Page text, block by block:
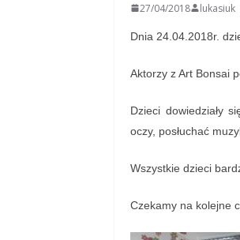
27/04/2018 lukasiuk
Dnia 24.04.2018r.
Aktorzy z Art Bonsai
Dzieci dowiedziały
oczy, posłuchać
Wszystkie dzieci
Czekamy na kolejne